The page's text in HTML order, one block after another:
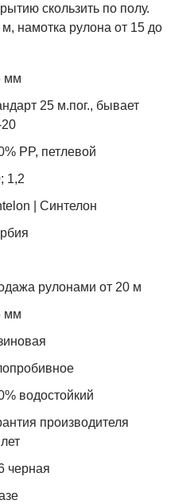
скользить по полу.
намотка рулона от 15 до
мм
25 м.пог., бывает
PP, петлевой
1,2
| Синтелон
рулонами от 20 м
мм
водостойкий
производителя
черная